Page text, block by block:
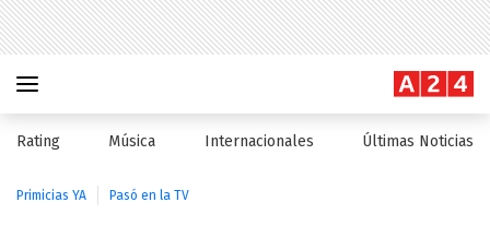
Rating Música Internacionales Últimas Noticias
Primicias YA Pasó en la TV